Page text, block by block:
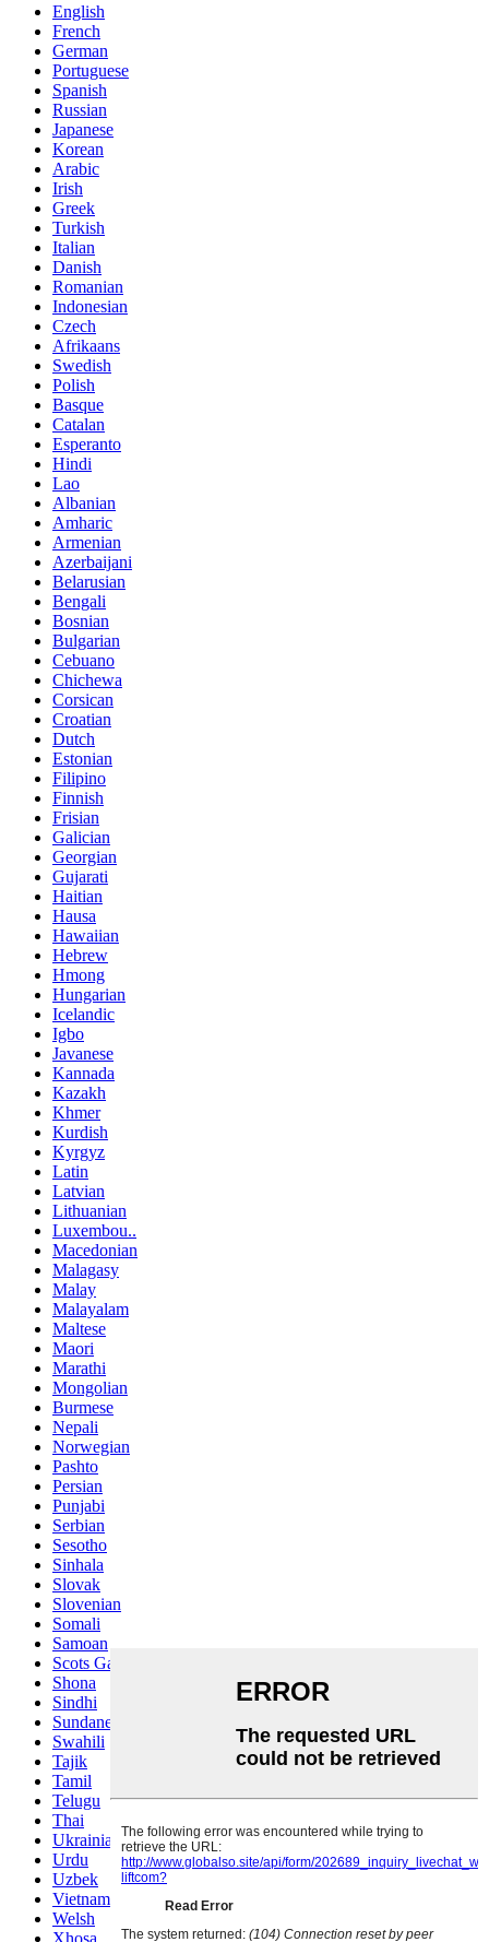
English
French
German
Portuguese
Spanish
Russian
Japanese
Korean
Arabic
Irish
Greek
Turkish
Italian
Danish
Romanian
Indonesian
Czech
Afrikaans
Swedish
Polish
Basque
Catalan
Esperanto
Hindi
Lao
Albanian
Amharic
Armenian
Azerbaijani
Belarusian
Bengali
Bosnian
Bulgarian
Cebuano
Chichewa
Corsican
Croatian
Dutch
Estonian
Filipino
Finnish
Frisian
Galician
Georgian
Gujarati
Haitian
Hausa
Hawaiian
Hebrew
Hmong
Hungarian
Icelandic
Igbo
Javanese
Kannada
Kazakh
Khmer
Kurdish
Kyrgyz
Latin
Latvian
Lithuanian
Luxembou..
Macedonian
Malagasy
Malay
Malayalam
Maltese
Maori
Marathi
Mongolian
Burmese
Nepali
Norwegian
Pashto
Persian
Punjabi
Serbian
Sesotho
Sinhala
Slovak
Slovenian
Somali
Samoan
Scots Gaelic
Shona
Sindhi
Sundanese
Swahili
Tajik
Tamil
Telugu
Thai
Ukrainian
Urdu
Uzbek
Vietnamese
Welsh
Xhosa